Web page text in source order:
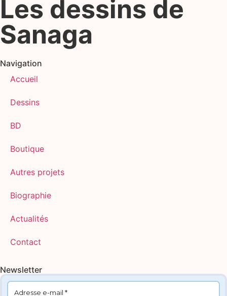
Les dessins de
Sanaga
Navigation
Accueil
Dessins
BD
Boutique
Autres projets
Biographie
Actualités
Contact
Newsletter